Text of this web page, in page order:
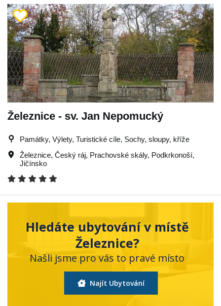
Železnice - sv. Jan Nepomucký
Památky, Výlety, Turistické cíle, Sochy, sloupy, kříže
Železnice, Český ráj, Prachovské skály, Podkrkonoší,
Jičínsko
Hledáte ubytování v místě
Železnice?
Našli jsme pro vás to pravé místo
Najít Ubytování